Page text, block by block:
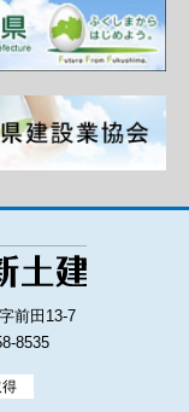
前田13-7
8535
得